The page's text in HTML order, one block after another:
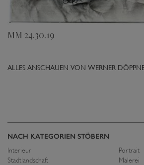
MM 24.30.19
ALLES ANSCHAUEN VON WERNER
NACH KATEGORIEN STÖBERN
Interieur
Stadtlandschaft
Portrait
Malerei